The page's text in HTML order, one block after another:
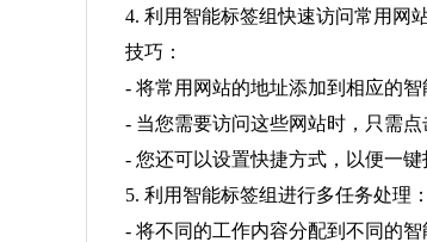
4. 利用智能标签组快速访问常用网
技巧：
- 将常用网站的地址添加到相应的智
- 当您需要访问这些网站时，只需
- 您还可以设置快捷方式，以便一键
5. 利用智能标签组进行多任务处理
- 将不同的工作内容分配到不同的